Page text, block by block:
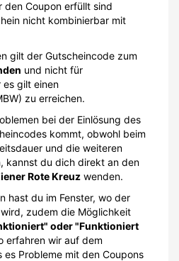
Coupon erfüllt sind
nicht kombinierbar mit
gilt der Gutscheincode zum
und nicht für
es gilt einen
zu erreichen.
bei der Einlösung des
kommt, obwohl beim
und die weiteren
kannst du dich direkt an den
Rote Kreuz wenden.
hast du im Fenster, wo der
zudem die Möglichkeit
oder "Funktioniert
erfahren wir auf dem
es Probleme mit den Coupons